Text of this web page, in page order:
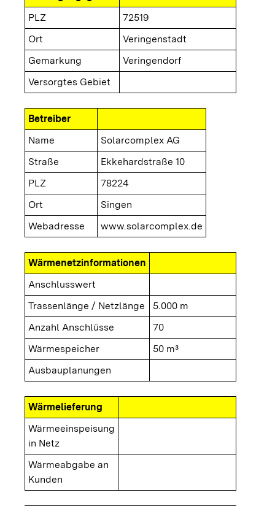
PLZ
72519
Ort
Veringenstadt
Gemarkung
Veringendorf
Versorgtes Gebiet
Betreiber
Name
Solarcomplex AG
Straße
Ekkehardstraße 10
PLZ
78224
Ort
Singen
Webadresse
www.solarcomplex.de
Wärmenetzinformationen
Anschlusswert
Trassenlänge / Netzlänge
5.000 m
Anzahl Anschlüsse
70
Wärmespeicher
50 m³
Ausbauplanungen
Wärmelieferung
Wärmeeinspeisung
in Netz
Wärmeabgabe an
Kunden